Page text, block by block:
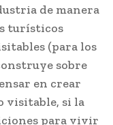
de manera
turísticos
(para los
sobre
en crear
visitable, si la
para vivir